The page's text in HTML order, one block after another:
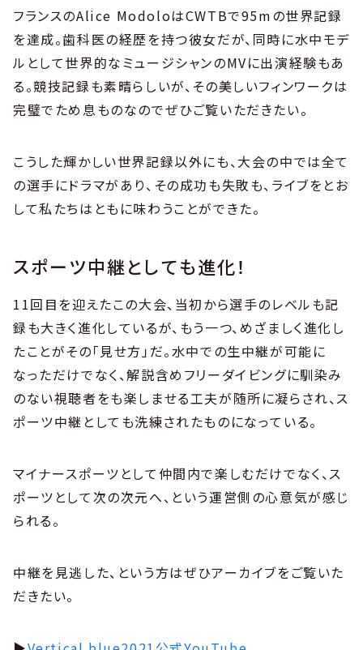
フランスのAlice ModoloはCWTBで95mの世界記録
を達成。歯科医の経歴を持つ彼女だが、同時に水中モデ
ルとして世界的なミュージシャンのMVに出演経験もあ
る。競技記録も素晴らしいが、その美しいフィンワークは
完璧でため息ものなのでぜひご覧いただきたい。
こうした輝かしい世界記録以外にも、大会の中では全て
の選手にドラマがあり、その成功も失敗も、ライブをとお
して私たちはともに味わうことができた。
スポーツ中継としても進化！
11回目を迎えたこの大会、当初から選手のレベルも記
録も大きく進化しているが、もう一つ、めざましく進化し
たことがその「見せ方」だ。水中での生中継が可能に
なっただけでなく、解説含めフリーダイビングに馴染み
のない視聴者をも楽しませる工夫が随所に凝らされ、ス
ポーツ中継としても洗練されたものになっている。
マイナースポーツとして仲間内で楽しむだけでなく、ス
ポーツとして次の次元へ、という運営側の心意気が感じ
られる。
中継を見逃した、という方はぜひアーカイブをご覧いた
だきたい。